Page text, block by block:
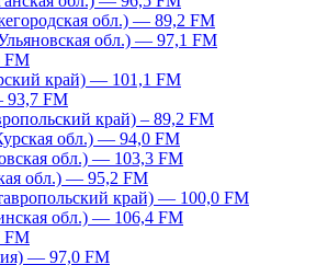
обл.) — 89,2 FM
обл.) — 97,1 FM
FM
край) — 101,1 FM
93,7 FM
край) – 89,2 FM
обл.) — 94,0 FM
обл.) — 103,3 FM
обл.) — 95,2 FM
край) — 100,0 FM
обл.) — 106,4 FM
FM
— 97,0 FM